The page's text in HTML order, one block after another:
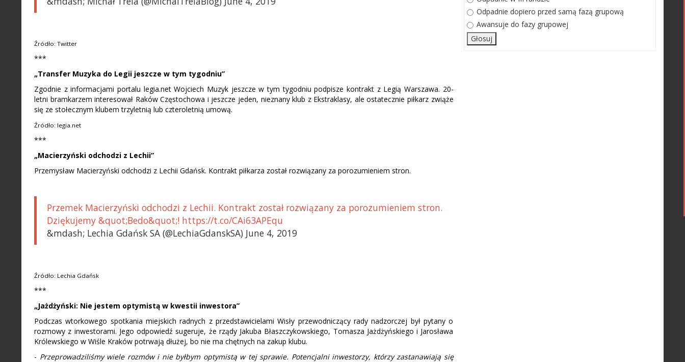
Źródło: Twitter
***
„Transfer Muzyka do Legii jeszcze w tym tygodniu”
Zgodnie z informacjami portalu legia.net Wojciech Muzyk jeszcze w tym tygodniu podpisze kontrakt z Legią Warszawa. 20-
letni bramkarzem interesował Raków Częstochowa i jeszcze jeden, nieznany klub z Ekstraklasy, ale ostatecznie piłkarz zwiąże
się ze stołecznym klubem trzyletnią lub czteroletnią umową.
Źródło: legia.net
***
„Macierzyński odchodzi z Lechii”
Przemysław Macierzyński odchodzi z Lechii Gdańsk. Kontrakt piłkarza został rozwiązany za porozumieniem stron.
Przemek Macierzyński odchodzi z Lechii. Kontrakt został rozwiązany za porozumieniem stron.
Dziękujemy &quot;Bedo&quot;! https://t.co/CAi63APEqu
&mdash; Lechia Gdańsk SA (@LechiaGdanskSA) June 4, 2019
Źródło: Lechia Gdańsk
***
„Jażdżyński: Nie jestem optymistą w kwestii inwestora”
Podczas wtorkowego spotkania miejskich radnych z przedstawicielami Wisły przewodniczący rady nadzorczej był pytany o
rozmowy z inwestorami. Jego odpowiedź sugeruje, że rządy Jakuba Błaszczykowskiego, Tomasza Jażdżyńskiego i Jarosława
Królewskiego w Wiśle Kraków potrwają dłużej, bo nie ma chętnych na zakup klubu.
- Przeprowadziliśmy wiele rozmów i nie byłbym optymistą w tej sprawie. Potencjalni inwestorzy, którzy zastanawiają się
Odpadnie dopiero przed samą fazą grupową
Awansuje do fazy grupowej